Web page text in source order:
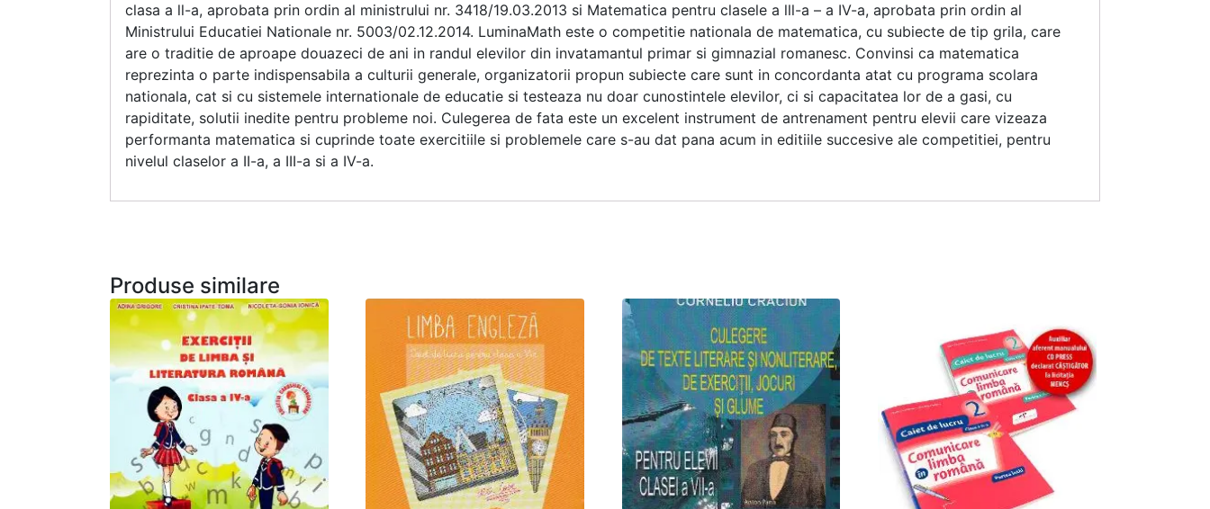
clasa a ll-a, aprobata prin ordin al ministrului nr. 3418/19.03.2013 si Matematica pentru clasele a lll-a – a IV-a, aprobata prin ordin al
Ministrului Educatiei Nationale nr. 5003/02.12.2014. LuminaMath este o competitie nationala de matematica, cu subiecte de tip grila, care
are o traditie de aproape douazeci de ani in randul elevilor din invatamantul primar si gimnazial romanesc. Convinsi ca matematica
reprezinta o parte indispensabila a culturii generale, organizatorii propun subiecte care sunt in concordanta atat cu programa scolara
nationala, cat si cu sistemele internationale de educatie si testeaza nu doar cunostintele elevilor, ci si capacitatea lor de a gasi, cu
rapiditate, solutii inedite pentru probleme noi. Culegerea de fata este un excelent instrument de antrenament pentru elevii care vizeaza
performanta matematica si cuprinde toate exercitiile si problemele care s-au dat pana acum in editiile succesive ale competitiei, pentru
nivelul claselor a II-a, a III-a si a IV-a.
Produse similare